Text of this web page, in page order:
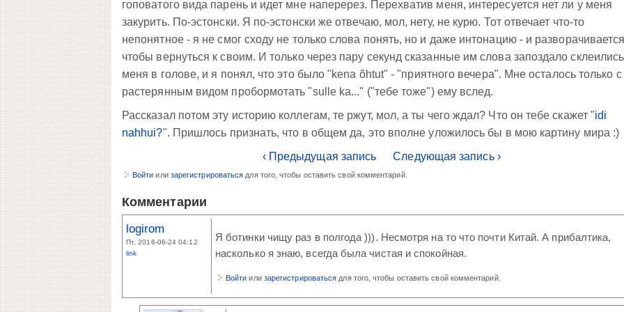
гоповатого вида парень и идет мне наперерез. Перехватив меня, интересуется нет ли у меня
закурить. По-эстонски. Я по-эстонски же отвечаю, мол, нету, не курю. Тот отвечает что-то
непонятное - я не смог сходу не только слова понять, но и даже интонацию - и
чтобы вернуться к своим. И только через пару секунд сказанные им слова запоздало
меня в голове, и я понял, что это было "kena õhtut" - "приятного вечера". Мне осталось только с
растерянным видом пробормотать "sulle ka..." ("тебе тоже") ему вслед.
Рассказал потом эту историю коллегам, те ржут, мол, а ты чего ждал? Что он тебе скажет "idi
nahhui?". Пришлось признать, что в общем да, это вполне уложилось бы в мою картину мира :)
‹ Предыдущая запись
Следующая запись ›
Войти или зарегистрироваться для того, чтобы оставить свой комментарий.
Комментарии
logirom
Пт, 2016-06-24 04:12
link
Я ботинки чищу раз в полгода ))). Несмотря на то что почти Китай. А прибалтика,
насколько я знаю, всегда была чистая и спокойная.
Войти или зарегистрироваться для того, чтобы оставить свой комментарий.